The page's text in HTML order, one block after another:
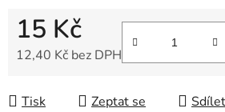
15 Kč
12,40 Kč bez DPH
Tisk Zeptat se Sdílet